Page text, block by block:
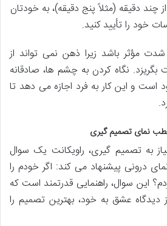
چند دقیقه (مثلاً پنج دقیقه)، به خودتان
خود را تأیید کنید.
مؤثر باشد زیرا ذهن نمی تواند از
بگریزد. نگاه کردن به چشم ها، صادقانه
است و این کار به فرد اجازه می دهد تا
به تصمیم گیری، راویکانت یک سوال
درونی پیشنهاد می کند: اگر خودم را
این سوال، راهنمایی قدرتمند است که
دیدگاه عشق به خود، بهترین تصمیم را